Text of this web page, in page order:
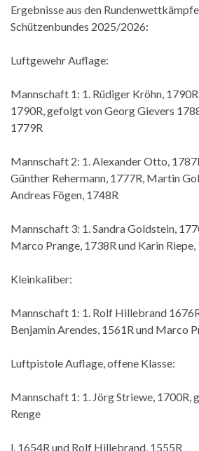
Ergebnisse aus den
Schützenbundes 2025/2026:
Luftgewehr Auflage:
Mannschaft 1: 1. Rüdiger Kröhn,
1790R, gefolgt von Georg Gievers
1779R
Mannschaft 2: 1. Alexander Otto,
Günther Rehermann, 1777R, Martin
Andreas Fögen, 1748R
Mannschaft 3: 1. Sandra Goldstein,
Marco Prange, 1738R und Karin Riepe,
Kleinkaliber:
Mannschaft 1: 1. Rolf Hillebrand
Benjamin Arendes, 1561R und Marco
Luftpistole Auflage, offene Klasse:
Mannschaft 1: 1. Jörg Striewe, 1700R,
Renge
l, 1654R und Rolf Hillebrand, 1555R